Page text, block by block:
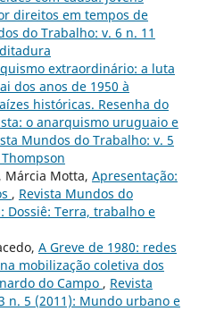
direitos em tempos de
do Trabalho: v. 6 n. 11
extraordinário: a luta
dos anos de 1950 à
históricas. Resenha do
o anarquismo uruguaio e
Mundos do Trabalho: v. 5
Márcia Motta, Apresentação:
, Revista Mundos do
Dossiê: Terra, trabalho e
A Greve de 1980: redes
mobilização coletiva dos
do Campo , Revista
n. 5 (2011): Mundo urbano e